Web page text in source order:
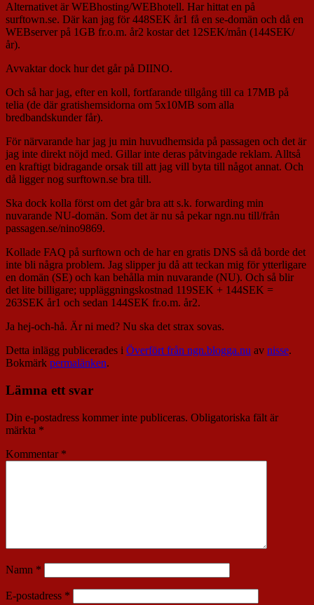
Alternativet är WEBhosting/WEBhotell. Har hittat en på
surftown.se. Där kan jag för 448SEK år1 få en se-domän och då en
WEBserver på 1GB fr.o.m. år2 kostar det 12SEK/mån (144SEK/
år).
Avvaktar dock hur det går på DIINO.
Och så har jag, efter en koll, fortfarande tillgång till ca 17MB på
telia (de där gratishemsidorna om 5x10MB som alla
bredbandskunder får).
För närvarande har jag ju min huvudhemsida på passagen och det är
jag inte direkt nöjd med. Gillar inte deras påtvingade reklam. Alltså
en kraftigt bidragande orsak till att jag vill byta till något annat. Och
då ligger nog surftown.se bra till.
Ska dock kolla först om det går bra att s.k. forwarding min
nuvarande NU-domän. Som det är nu så pekar ngn.nu till/från
passagen.se/nino9869.
Kollade FAQ på surftown och de har en gratis DNS så då borde det
inte bli några problem. Jag slipper ju då att teckan mig för ytterligare
en domän (SE) och kan behålla min nuvarande (NU). Och så blir
det lite billigare; uppläggningskostnad 119SEK + 144SEK =
263SEK år1 och sedan 144SEK fr.o.m. år2.
Ja hej-och-hå. Är ni med? Nu ska det strax sovas.
Detta inlägg publicerades i Överfört från ngn.blogga.nu av nisse.
Bokmärk permalänken.
Lämna ett svar
Din e-postadress kommer inte publiceras. Obligatoriska fält är
märkta *
Kommentar *
Namn *
E-postadress *